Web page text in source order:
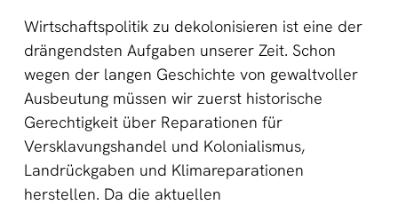
Wirtschaftspolitik zu dekolonisieren ist eine der
drängendsten Aufgaben unserer Zeit. Schon
wegen der langen Geschichte von gewaltvoller
Ausbeutung müssen wir zuerst historische
Gerechtigkeit über Reparationen für
Versklavungshandel und Kolonialismus,
Landrückgaben und Klimareparationen
herstellen. Da die aktuellen